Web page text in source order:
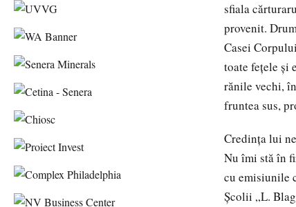
sfiala
provenit.
Casei
toate feţele şi
rănile vechi,
fruntea sus,
Credinţa lui
Nu îmi stă în
cu emisiunile
Şcolii „L.